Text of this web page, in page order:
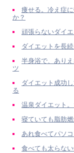
痩せる。冷え症
か？
頑張らないダイ
ダイエットを長
半身浴で、あり
ツ
ダイエット成功
る
温泉ダイエット
寝ていても脂肪
あれ食べてパソ
食べても太らな